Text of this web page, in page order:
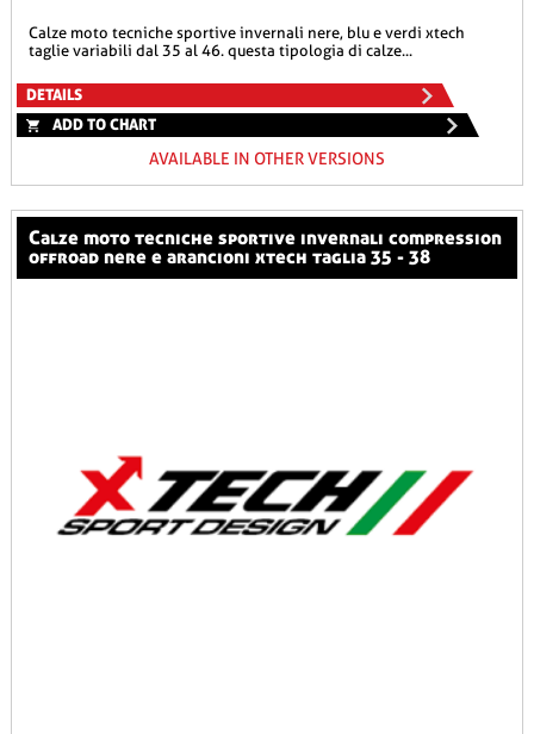
calze moto tecniche sportive invernali nere, blu e verdi xtech
taglie variabili dal 35 al 46. questa tipologia di calze...
DETAILS
ADD TO CHART
AVAILABLE IN OTHER VERSIONS
calze moto tecniche sportive invernali compression
offroad nere e arancioni xtech taglia 35 - 38